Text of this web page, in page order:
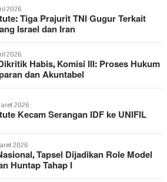
2026
Tiga Prajurit TNI Gugur Terkait
Israel dan Iran
2026
Habis, Komisi III: Proses Hukum
dan Akuntabel
2026
Kecam Serangan IDF ke UNIFIL
2026
Tapsel Dijadikan Role Model
Huntap Tahap I